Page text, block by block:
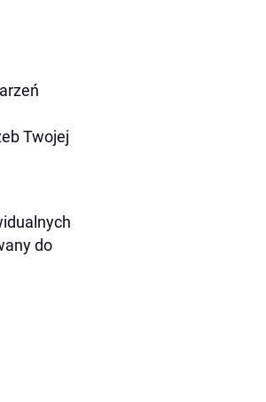
Twojej
do